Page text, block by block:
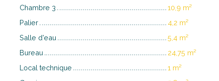
Chambre 3
10,9 m²
Palier
4,2 m²
Salle d'eau
5,4 m²
Bureau
24,75 m²
Local technique
1 m²